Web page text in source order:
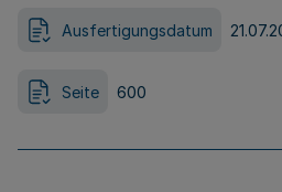
Ausfertigungsdatum
Seite 600